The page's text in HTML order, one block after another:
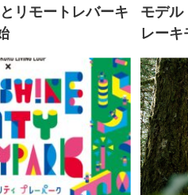
リモートレバーキ
モデル
レーキ